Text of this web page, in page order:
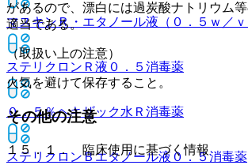
マスキンＲ・エタノール液（０．５ｗ／ｖ
ステリクロンＲ液０．５ 消毒薬
０．５％ヘキザック水Ｒ 消毒薬
ステリクロンＢエタノール液０．５消毒薬
があるので、漂白には過炭酸ナトリウム
適当である。
（取扱い上の注意）
火気を避けて保存すること。
その他の注意
１５．１． 臨床使用に基づく情報